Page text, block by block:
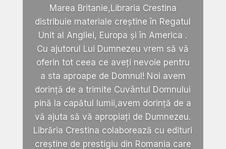
Marea Britanie,Libraria Crestina
distribuie materiale creștine în Regatul
Unit al Angliei, Europa și în America .
Cu ajutorul Lui Dumnezeu vrem să vă
oferin tot ceea ce aveți nevoie pentru
a sta aproape de Domnul! Noi avem
dorință de a trimite Cuvântul Domnului
pină la capătul lumii,avem dorință de a
vă ajuta să vă apropiați de Dumnezeu.
Librăria Crestina colaborează cu edituri
creștine de prestigiu din Romania care